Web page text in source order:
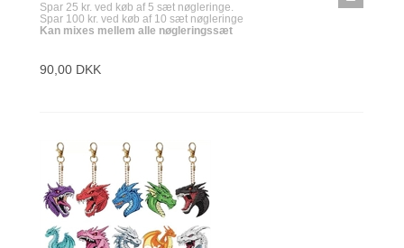
Spar 25 kr. ved køb af 5 sæt nøgleringe.
Spar 100 kr. ved køb af 10 sæt nøgleringe
Kan mixes mellem alle nøgleringssæt
90,00 DKK